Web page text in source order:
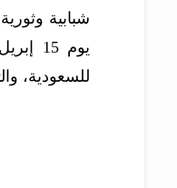
شبابية
يوم
للسعودية،